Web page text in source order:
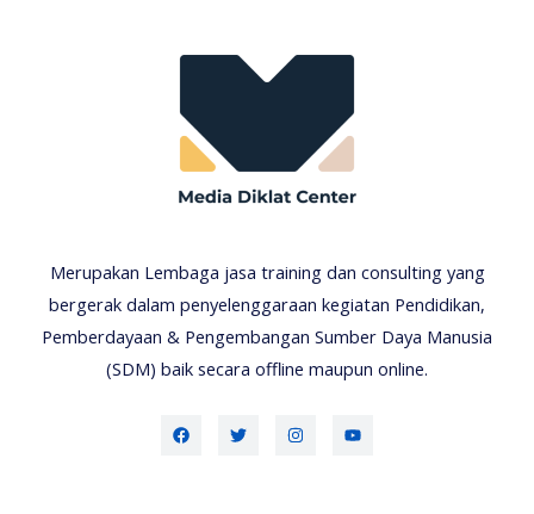
Merupakan Lembaga jasa training dan consulting yang
bergerak dalam penyelenggaraan kegiatan Pendidikan,
Pemberdayaan & Pengembangan Sumber Daya Manusia
(SDM) baik secara offline maupun online.